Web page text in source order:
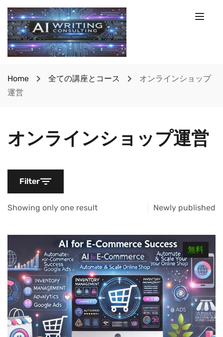
Home 全ての講座とコース
オンラインショップ
運営
オンラインショップ運営
Filter
Showing only one result
無料